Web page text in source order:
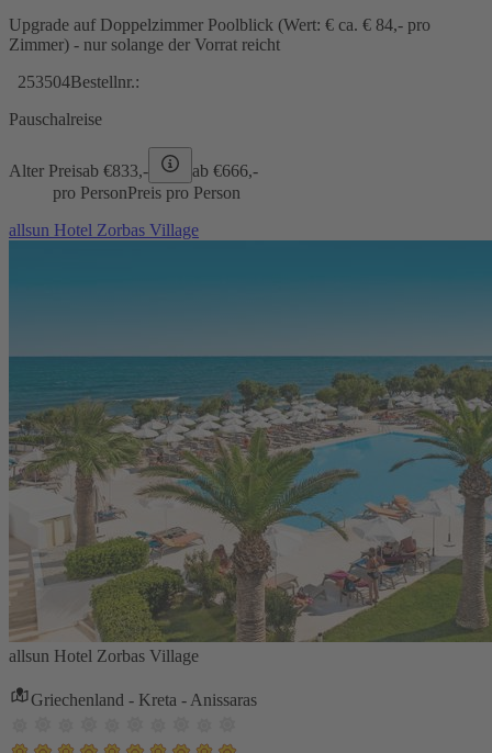
Upgrade auf Doppelzimmer Poolblick (Wert: € ca. € 84,- pro
Zimmer) - nur solange der Vorrat reicht
253504Bestellnr.:
Pauschalreise
Alter Preisab €833,- ab €666,-
pro PersonPreis pro Person
allsun Hotel Zorbas Village
allsun Hotel Zorbas Village
Griechenland - Kreta - Anissaras